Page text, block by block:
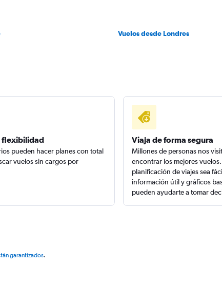
Vuelos desde Londres
flexibilidad
pueden hacer planes con total
vuelos sin cargos por
Viaja de forma segura
Millones de personas nos
encontrar los mejores
planificación de viajes sea
información útil y gráficos
pueden ayudarte a tomar
garantizados.